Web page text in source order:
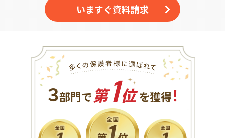
いますぐ資料請求
３部門で 第1位を獲得！